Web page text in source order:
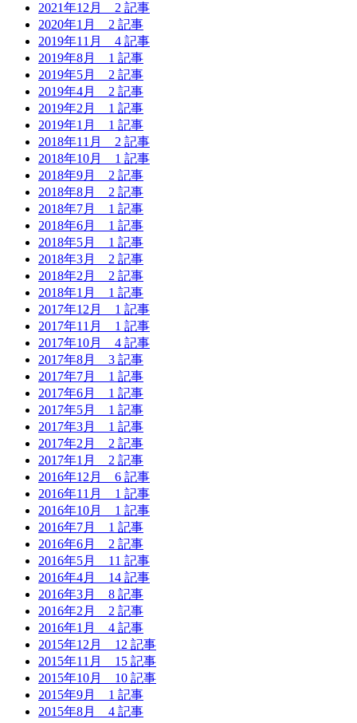
2021年12月 2 記事
2020年1月 2 記事
2019年11月 4 記事
2019年8月 1 記事
2019年5月 2 記事
2019年4月 2 記事
2019年2月 1 記事
2019年1月 1 記事
2018年11月 2 記事
2018年10月 1 記事
2018年9月 2 記事
2018年8月 2 記事
2018年7月 1 記事
2018年6月 1 記事
2018年5月 1 記事
2018年3月 2 記事
2018年2月 2 記事
2018年1月 1 記事
2017年12月 1 記事
2017年11月 1 記事
2017年10月 4 記事
2017年8月 3 記事
2017年7月 1 記事
2017年6月 1 記事
2017年5月 1 記事
2017年3月 1 記事
2017年2月 2 記事
2017年1月 2 記事
2016年12月 6 記事
2016年11月 1 記事
2016年10月 1 記事
2016年7月 1 記事
2016年6月 2 記事
2016年5月 11 記事
2016年4月 14 記事
2016年3月 8 記事
2016年2月 2 記事
2016年1月 4 記事
2015年12月 12 記事
2015年11月 15 記事
2015年10月 10 記事
2015年9月 1 記事
2015年8月 4 記事